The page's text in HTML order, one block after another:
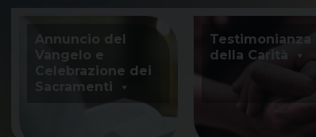
content
Annuncio del
Vangelo e
Celebrazione dei
Sacramenti
Testimonianza
della Carità